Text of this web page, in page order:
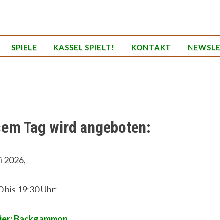
SPIELE KASSEL SPIELT! KONTAKT
Tag wird angeboten:
2026,
bis 19:30 Uhr: